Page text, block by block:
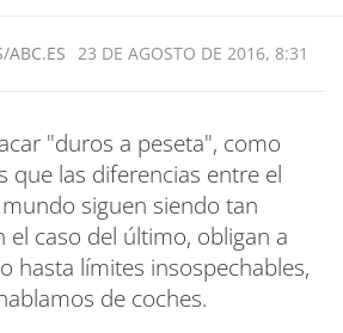
ABC.ES 23 DE AGOSTO DE 2016, 8:31
"duros a peseta", como
que las diferencias entre el
siguen siendo tan
el caso del último, obligan a
hasta límites insospechables,
de coches.